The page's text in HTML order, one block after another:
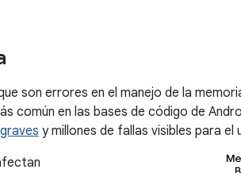
son errores en el manejo de la
común en las bases de código de
graves y millones de fallas visibles para el